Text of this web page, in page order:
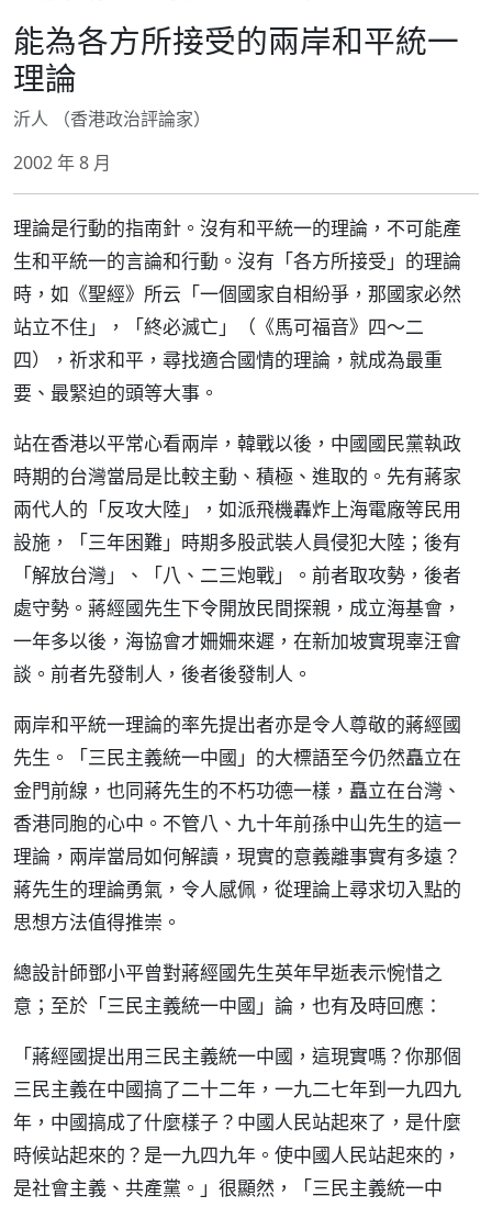
能為各方所接受的兩岸和平統一
理論
沂人 （香港政治評論家）
2002 年 8 月
理論是行動的指南針。沒有和平統一的理論，不可能產
生和平統一的言論和行動。沒有「各方所接受」的理論
時，如《聖經》所云「一個國家自相紛爭，那國家必然
站立不住」，「終必滅亡」（《馬可福音》四～二
四），祈求和平，尋找適合國情的理論，就成為最重
要、最緊迫的頭等大事。
站在香港以平常心看兩岸，韓戰以後，中國國民黨執政
時期的台灣當局是比較主動、積極、進取的。先有蔣家
兩代人的「反攻大陸」，如派飛機轟炸上海電廠等民用
設施，「三年困難」時期多股武裝人員侵犯大陸；後有
「解放台灣」、「八、二三炮戰」。前者取攻勢，後者
處守勢。蔣經國先生下令開放民間探親，成立海基會，
一年多以後，海協會才姍姍來遲，在新加坡實現辜汪會
談。前者先發制人，後者後發制人。
兩岸和平統一理論的率先提出者亦是令人尊敬的蔣經國
先生。「三民主義統一中國」的大標語至今仍然矗立在
金門前線，也同蔣先生的不朽功德一樣，矗立在台灣、
香港同胞的心中。不管八、九十年前孫中山先生的這一
理論，兩岸當局如何解讀，現實的意義離事實有多遠？
蔣先生的理論勇氣，令人感佩，從理論上尋求切入點的
思想方法值得推崇。
總設計師鄧小平曾對蔣經國先生英年早逝表示惋惜之
意；至於「三民主義統一中國」論，也有及時回應：
「蔣經國提出用三民主義統一中國，這現實嗎？你那個
三民主義在中國搞了二十二年，一九二七年到一九四九
年，中國搞成了什麼樣子？中國人民站起來了，是什麼
時候站起來的？是一九四九年。使中國人民站起來的，
是社會主義、共產黨。」很顯然，「三民主義統一中